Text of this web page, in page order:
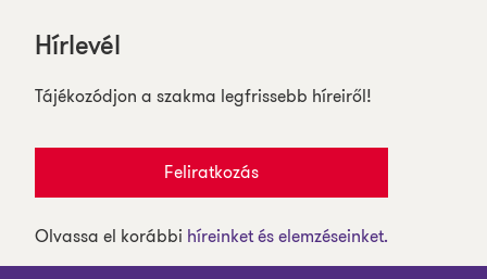
Hírlevél
Tájékozódjon a szakma legfrissebb híreiről!
Feliratkozás
Olvassa el korábbi híreinket és elemzéseinket.